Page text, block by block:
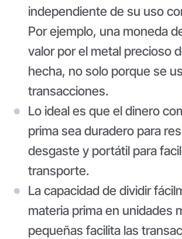
independiente de su uso
Por ejemplo, una moneda
valor por el metal precioso
hecha, no solo porque se
transacciones.
Lo ideal es que el dinero
prima sea duradero para
desgaste y portátil para
transporte.
La capacidad de dividir
materia prima en unidades
pequeñas facilita las